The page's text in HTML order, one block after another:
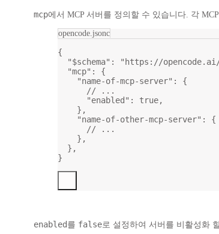
mcp에서 MCP 서버를 정의할 수 있습니다. 각
opencode.jsonc
{
"$schema" : "https://
"mcp" : {
"name-of-mcp-server" : {
// ...
"enabled" : true,
},
"name-of-other-mcp-server" : {
// ...
},
},
}
enabled 를 false로 설정하여 서버를 비활성화